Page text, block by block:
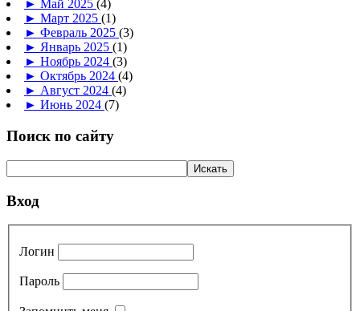
► Май 2025 (4)
► Март 2025 (1)
► Февраль 2025 (3)
► Январь 2025 (1)
► Ноябрь 2024 (3)
► Октябрь 2024 (4)
► Август 2024 (4)
► Июнь 2024 (7)
Поиск по сайту
Вход
Логин
Пароль